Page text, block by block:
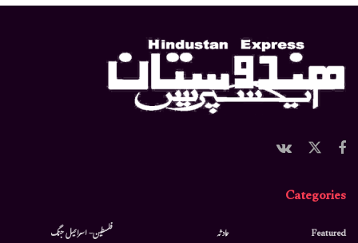
Categories
Featured
حادثہ
فلسطین- اسرائیل جنگ